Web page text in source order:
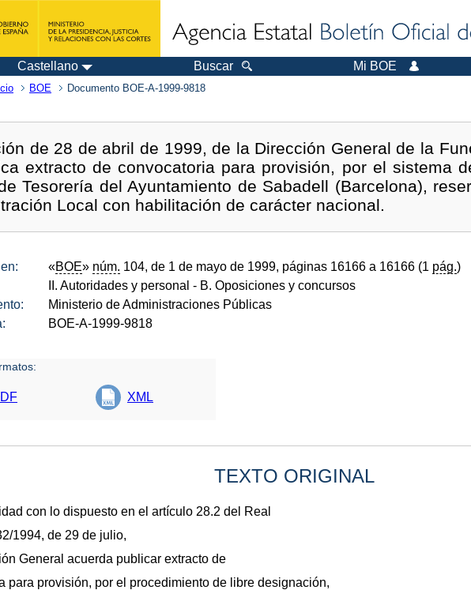
Castellano Buscar Mi BOE
BOE Documento BOE-A-1999-9818
de 28 de abril de 1999, de la Dirección General de la
extracto de convocatoria para provisión, por el sistema
Tesorería del Ayuntamiento de Sabadell (Barcelona),
Local con habilitación de carácter nacional.
«BOE» núm. 104, de 1 de mayo de 1999, páginas 16166 a 16166 (1 pág.)
II. Autoridades y personal - B. Oposiciones y concursos
Ministerio de Administraciones Públicas
BOE-A-1999-9818
XML
TEXTO ORIGINAL
con lo dispuesto en el artículo 28.2 del Real
1994, de 29 de julio,
General acuerda publicar extracto de
para provisión, por el procedimiento de libre designación,